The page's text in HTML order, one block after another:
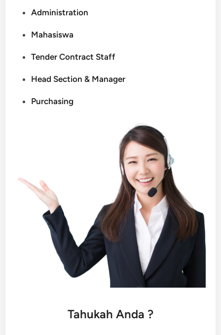
Administration
Mahasiswa
Tender Contract Staff
Head Section & Manager
Purchasing
Tahukah Anda ?